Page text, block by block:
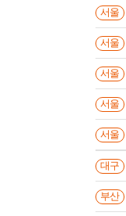
서울
서울
서울
서울
서울
대구
부산